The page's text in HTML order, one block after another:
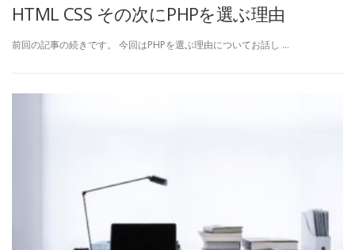
HTML CSS その次にPHPを選ぶ理由
前回の記事の続きです。 今回はPHPを選ぶ理由についてお話し …